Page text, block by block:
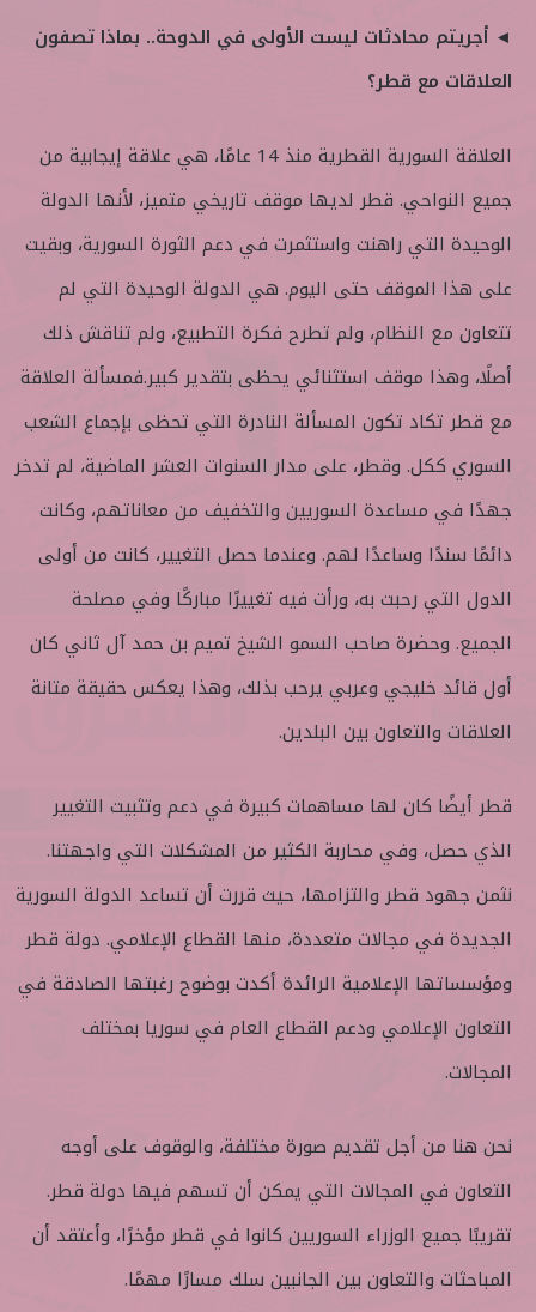
◄ أجريتم محادثات ليست الأولى في الدوحة.. بماذا تصفون
العلاقات مع قطر؟
العلاقة السورية القطرية منذ 14 عامًا، هي علاقة إيجابية من
جميع النواحي. قطر لديها موقف تاريخي متميز، لأنها الدولة
الوحيدة التي راهنت واستثمرت في دعم الثورة السورية، وبقيت
على هذا الموقف حتى اليوم. هي الدولة الوحيدة التي لم
تتعاون مع النظام، ولم تطرح فكرة التطبيع، ولم تناقش ذلك
أصلًا، وهذا موقف استثنائي يحظى بتقدير كبير.فمسألة العلاقة
مع قطر تكاد تكون المسألة النادرة التي تحظى بإجماع الشعب
السوري ككل. وقطر، على مدار السنوات العشر الماضية، لم تدخر
جهدًا في مساعدة السوريين والتخفيف من معاناتهم، وكانت
دائمًا سندًا وساعدًا لهم. وعندما حصل التغيير، كانت من أولى
الدول التي رحبت به، ورأت فيه تغييرًا مباركًا وفي مصلحة
الجميع. وحضرة صاحب السمو الشيخ تميم بن حمد آل ثاني كان
أول قائد خليجي وعربي يرحب بذلك، وهذا يعكس حقيقة متانة
العلاقات والتعاون بين البلدين.
قطر أيضًا كان لها مساهمات كبيرة في دعم وتثبيت التغيير
الذي حصل، وفي محاربة الكثير من المشكلات التي واجهتنا.
نثمن جهود قطر والتزامها، حيث قررت أن تساعد الدولة السورية
الجديدة في مجالات متعددة، منها القطاع الإعلامي. دولة قطر
ومؤسساتها الإعلامية الرائدة أكدت بوضوح رغبتها الصادقة في
التعاون الإعلامي ودعم القطاع العام في سوريا بمختلف
المجالات.
نحن هنا من أجل تقديم صورة مختلفة، والوقوف على أوجه
التعاون في المجالات التي يمكن أن تسهم فيها دولة قطر.
تقريبًا جميع الوزراء السوريين كانوا في قطر مؤخرًا، وأعتقد أن
المباحثات والتعاون بين الجانبين سلك مسارًا مهمًا.